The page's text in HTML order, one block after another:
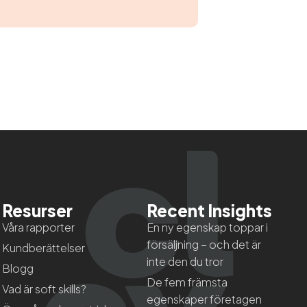
Resurser
Våra rapporter
Kundberättelser
Blogg
Vad är soft skills?
Recent Insights
En ny egenskap toppar i
försäljning – och det är
inte den du tror
De fem främsta
egenskaper företagen